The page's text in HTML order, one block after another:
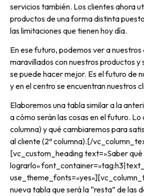
servicios también. Los clientes ahora
productos de una forma distinta
las limitaciones que tienen hoy día.
En ese futuro, podemos ver a nuestros
maravillados con nuestros productos y
se puede hacer mejor. Es el futuro de
y en el centro se encuentran nuestros
Elaboremos una tabla similar a la
a cómo serán las cosas en el futuro. Lo
columna) y qué cambiaremos para
al cliente (2ª columna).[/
[vc_custom_heading text=»Saber
lograrlo»
nueva tabla que será la “resta” de las